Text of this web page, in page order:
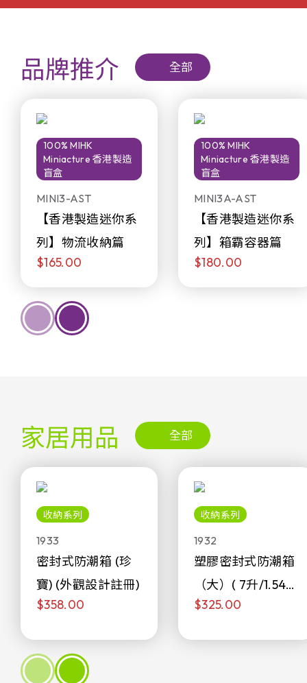
品牌推介 全部
100% MIHK
Miniacture 香港製造
盲盒
MINI3-AST
【香港製造迷你系
列】物流收納篇
$165.00
100% MIHK
Miniacture 香港製造
盲盒
MINI3A-AST
【香港製造迷你系
列】箱霸容器篇
$180.00
家居用品 全部
收納系列
1933
密封式防潮箱 (珍
寶) (外觀設計註冊)
$358.00
收納系列
1932
塑膠密封式防潮箱
（大）( 7升/1.54加
侖)
$325.00